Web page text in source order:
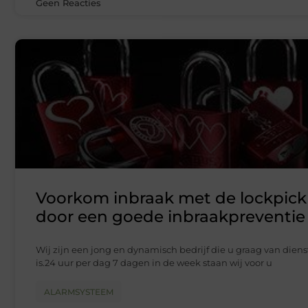
Geen Reacties
Voorkom inbraak met de lockpick
door een goede inbraakpreventie
Wij zijn een jong en dynamisch bedrijf die u graag van
is.24 uur per dag 7 dagen in de week staan wij voor u
ALARMSYSTEEM